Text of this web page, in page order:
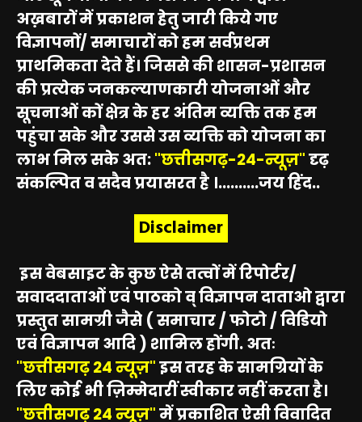
अख़बारों में प्रकाशन हेतु जारी किये गए
विज्ञापनों/ समाचारों को हम सर्वप्रथम
प्राथमिकता देते हैं। जिससे की शासन-प्रशासन
की प्रत्येक जनकल्याणकारी योजनाओं और
सूचनाओं कों क्षेत्र के हर अंतिम व्यक्ति तक हम
पहुंचा सके और उससे उस व्यक्ति को योजना का
लाभ मिल सके अत:"छत्तीसगढ़-24-न्यूज़"दृढ़
संकल्पित व सदैव प्रयासरत है ।..........जय हिंद..
Disclaimer
इस वेबसाइट के कुछ ऐसे तत्वों में रिपोर्टर/
सवाददाताओं एवं पाठको व् विज्ञापन दाताओ द्वारा
प्रस्तुत सामग्री जैसे ( समाचार / फोटो / विडियो
एवं विज्ञापन आदि ) शामिल होंगी. अतः
"छत्तीसगढ़ 24 न्यूज़"इस तरह के सामग्रियों के
लिए कोई भी ज़िम्मेदारीं स्वीकार नहीं करता है।
"छत्तीसगढ़ 24 न्यूज़"में प्रकाशित ऐसी विवादित